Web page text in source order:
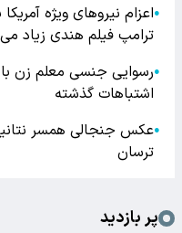
●اعزام نیروهای ویژه
ترامپ فیلم هندی زیاد
●
اشتباهات گذشته
●عکس جنجالی همسر
ترسان
پر بازدید